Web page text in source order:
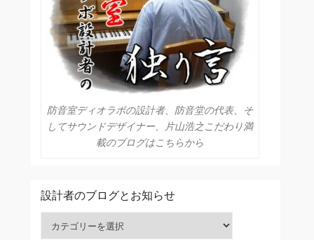
防音室ディオラボの設計者、防音堂の代表、そ
してサウンドデザイナー、片山浩之こだわり満
載のブログはこちらから
設計者のブログとお知らせ